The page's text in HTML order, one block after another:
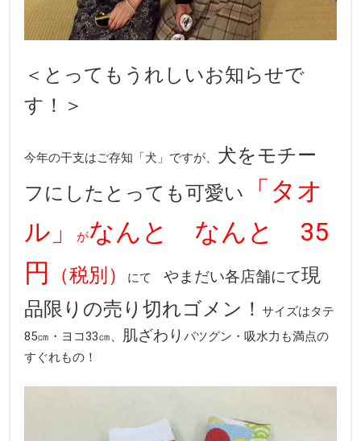
＜とってもうれしいお知らせで
す！＞
今年の干支はご存知「犬」ですが、 犬をモチー
フにしたとっても可愛い
「タオ
ル」
がなんと なんと 35
円
（税別） にてやまだい各店舗にて現
品限りの売り切れゴメン ！サイズはタテ
85㎝・ヨコ33㎝、 肌ざわりバツグン・吸水力も満点の
すぐれもの！